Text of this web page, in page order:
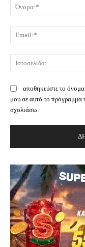
αποθηκεύστε το
μου σε αυτό το πρόγραμμα
σχολιάσω.